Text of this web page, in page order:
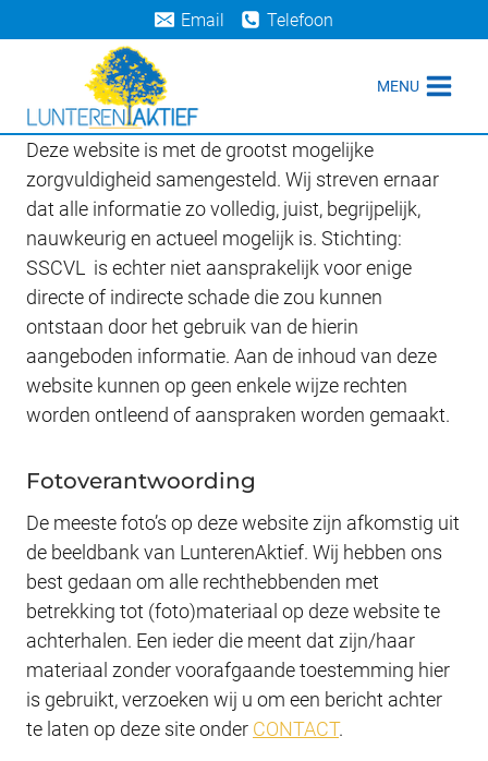
naar
Email Telefoon
MENU
Deze website is met de grootst mogelijke
zorgvuldigheid samengesteld. Wij streven ernaar
dat alle informatie zo volledig, juist, begrijpelijk,
nauwkeurig en actueel mogelijk is. Stichting:
SSCVL is echter niet aansprakelijk voor enige
directe of indirecte schade die zou kunnen
ontstaan door het gebruik van de hierin
aangeboden informatie. Aan de inhoud van deze
website kunnen op geen enkele wijze rechten
worden ontleend of aanspraken worden gemaakt.
Fotoverantwoording
De meeste foto’s op deze website zijn afkomstig uit
de beeldbank van LunterenAktief. Wij hebben ons
best gedaan om alle rechthebbenden met
betrekking tot (foto)materiaal op deze website te
achterhalen. Een ieder die meent dat zijn/haar
materiaal zonder voorafgaande toestemming hier
is gebruikt, verzoeken wij u om een bericht achter
te laten op deze site onder CONTACT.